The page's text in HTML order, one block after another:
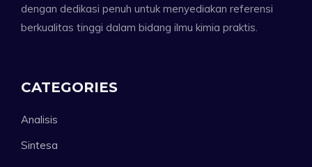
dengan dedikasi penuh untuk menyediakan referensi
berkualitas tinggi dalam bidang ilmu kimia praktis.
CATEGORIES
Analisis
Sintesa